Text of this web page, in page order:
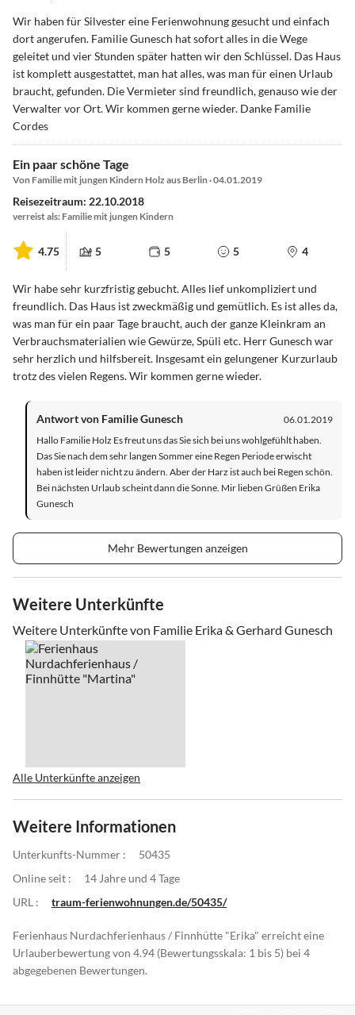
Wir haben für Silvester eine Ferienwohnung gesucht und einfach
dort angerufen. Familie Gunesch hat sofort alles in die Wege
geleitet und vier Stunden später hatten wir den Schlüssel. Das Haus
ist komplett ausgestattet, man hat alles, was man für einen Urlaub
braucht, gefunden. Die Vermieter sind freundlich, genauso wie der
Verwalter vor Ort. Wir kommen gerne wieder. Danke Familie
Cordes
Ein paar schöne Tage
Von Familie mit jungen Kindern Holz aus Berlin · 04.01.2019
Reisezeitraum: 22.10.2018
verreist als: Familie mit jungen Kindern
4.75 5 5 5 4
Wir habe sehr kurzfristig gebucht. Alles lief unkompliziert und
freundlich. Das Haus ist zweckmäßig und gemütlich. Es ist alles da,
was man für ein paar Tage braucht, auch der ganze Kleinkram an
Verbrauchsmaterialien wie Gewürze, Spüli etc. Herr Gunesch war
sehr herzlich und hilfsbereit. Insgesamt ein gelungener Kurzurlaub
trotz des vielen Regens. Wir kommen gerne wieder.
Antwort von Familie Gunesch
06.01.2019
Hallo Familie Holz Es freut uns das Sie sich bei uns wohlgefühlt haben.
Das Sie nach dem sehr langen Sommer eine Regen Periode erwischt
haben ist leider nicht zu ändern. Aber der Harz ist auch bei Regen schön.
Bei nächsten Urlaub scheint dann die Sonne. Mir lieben Grüßen Erika
Gunesch
Mehr Bewertungen anzeigen
Weitere Unterkünfte
Weitere Unterkünfte von Familie Erika & Gerhard Gunesch
Alle Unterkünfte anzeigen
Weitere Informationen
Unterkunfts-Nummer :
50435
Online seit :
14 Jahre und 4 Tage
URL :
traum-ferienwohnungen.de/50435/
Ferienhaus Nurdachferienhaus / Finnhütte "Erika" erreicht eine
Urlauberbewertung von 4.94 (Bewertungsskala: 1 bis 5) bei 4
abgegebenen Bewertungen.